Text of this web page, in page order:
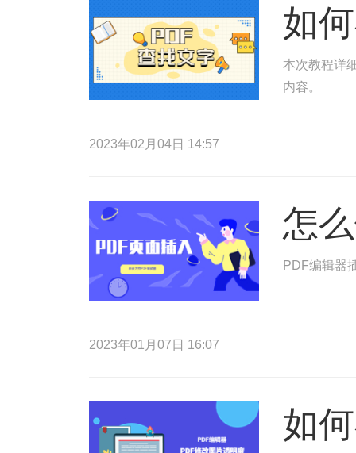
如
本次教程详
内容。
2023年02月04日 14:57
怎
PDF编辑器
2023年01月07日 16:07
如